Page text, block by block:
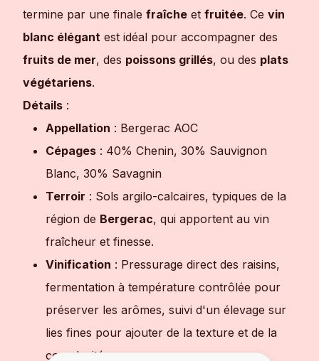
termine par une finale fraîche et fruitée. Ce vin
blanc élégant est idéal pour accompagner des
fruits de mer, des poissons grillés, ou des plats
végétariens.
Détails :
Appellation : Bergerac AOC
Cépages : 40% Chenin, 30% Sauvignon
Blanc, 30% Savagnin
Terroir : Sols argilo-calcaires, typiques de la
région de Bergerac, qui apportent au vin
fraîcheur et finesse.
Vinification : Pressurage direct des raisins,
fermentation à température contrôlée pour
préserver les arômes, suivi d'un élevage sur
lies fines pour ajouter de la texture et de la
complexité.